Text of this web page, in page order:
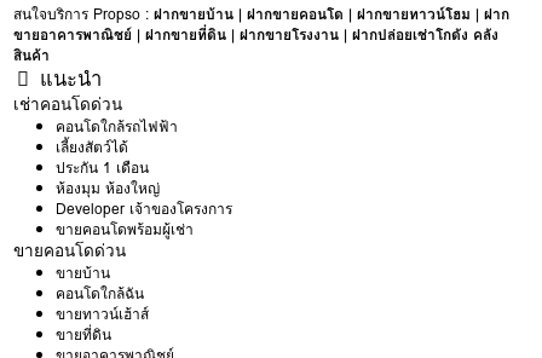
สนใจบริการ Propso :ฝากขายบ้าน |ฝากขายคอนโด |ฝากขายทาวน์โฮม |ฝาก
ขายอาคารพาณิชย์ |ฝากขายที่ดิน |ฝากขายโรงงาน |ฝากปล่อยเช่าโกดัง คลัง
สินค้า
แนะนำ
เช่าคอนโดด่วน
คอนโดใกล้รถไฟฟ้า
เลี้ยงสัตว์ได้
ประกัน 1 เดือน
ห้องมุม ห้องใหญ่
Developer เจ้าของโครงการ
ขายคอนโดพร้อมผู้เช่า
ขายคอนโดด่วน
ขายบ้าน
คอนโดใกล้ฉัน
ขายทาวน์เฮ้าส์
ขายที่ดิน